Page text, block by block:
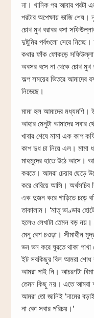
না। খানিক পর আবার পরটা
পরটার অপেক্ষায় ভাজি
চোখ মুখ বরাবর বসা
দুষ্টুমির পর্বগুলো সেরে
কথার ফাঁক ফোকড়ে
অবসর বসে না থেকে চোখ মুখ
অল্প সময়ের ভিতরে আমাদের
নিভেছে।
মামা হল আমাদের মধ্যমণি।
আহার মেনুটা আমাদের সবার
খাবার শেষে মামা এক কাপ
কাপ দুধ চা নিয়ে এল। মামা
মাহমুদের হাতে উঠে আসে।
করতে। আমরা চেয়ার ছেড়ে
করে বেরিয়ে আসি। অর্থসচিব
এক দুজন করে গাড়িতে চড়ে
তাকালাম। ‘মাতৃ ভাণ্ডার
হলেও লেখাটা তেমন বড় নয়।
মেনু বেশ চওড়া। সীমাহীন
ভন ভন করে ঘুরতে থাকা পাখা
ইট সবকিছুর বিল আমরা শোধ
আমরা পাই নি। আচরণটা
তেমন কিছু নয়। এতে আমরা
আমরা তো জানিই ‘নামের
না কো সবার পরিচয়।’